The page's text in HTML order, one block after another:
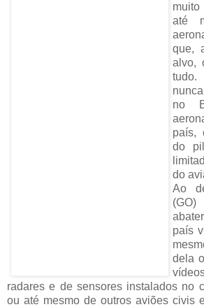
até
que,
alvo,
tudo.
no
país,
do
do
Ao
país
dela
radares e de sensores instalados no
ou até mesmo de outros aviões civis